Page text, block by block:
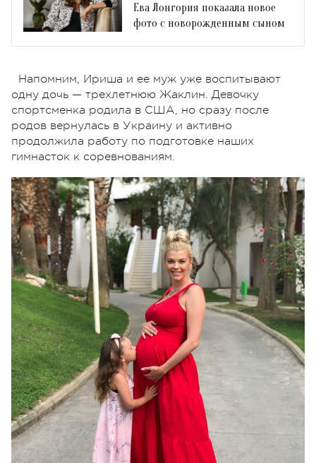
Ева Лонгория показала новое
фото с новорожденным сыном
Напомним, Ириша и ее муж уже воспитывают
одну дочь — трехлетнюю Жаклин. Девочку
спортсменка родила в США, но сразу после
родов вернулась в Украину и активно
продолжила работу по подготовке наших
гимнасток к соревнованиям.